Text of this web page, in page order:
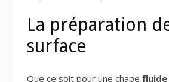
La préparation
surface
Que ce soit pour une chape fluide